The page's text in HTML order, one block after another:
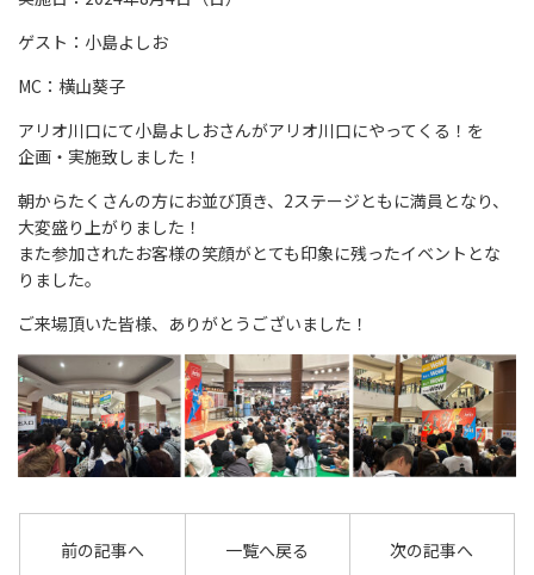
ゲスト：小島よしお
MC：横山葵子
アリオ川口にて小島よしおさんがアリオ川口にやってくる！を
企画・実施致しました！
朝からたくさんの方にお並び頂き、2ステージともに満員となり、
大変盛り上がりました！
また参加されたお客様の笑顔がとても印象に残ったイベントとな
りました。
ご来場頂いた皆様、ありがとうございました！
前の記事へ 一覧へ戻る 次の記事へ